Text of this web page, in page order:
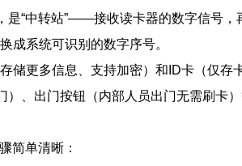
是“中转站”——接收读卡器的数字信号
成系统可识别的数字序号。
储更多信息、支持加密）和ID卡（仅存
、出门按钮（内部人员出门无需刷卡）
简单清晰：